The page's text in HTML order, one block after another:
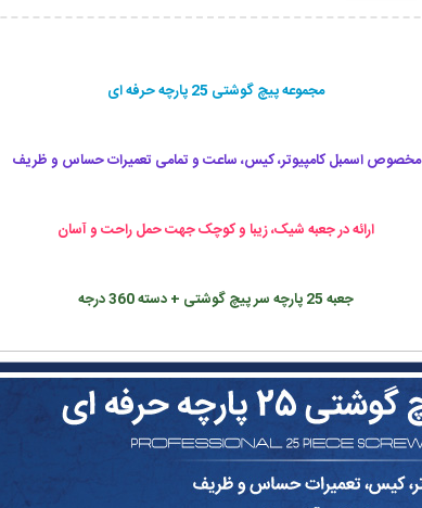
مجموعه پیچ گوشتی 25 پارچه حرفه ای
مخصوص اسمبل کامپیوتر، کیس، ساعت و تمامی تعمیرات حساس و ظریف
ارائه در جعبه شیک، زیبا و کوچک جهت حمل راحت و آسان
جعبه 25 پارچه سر پیچ گوشتی + دسته 360 درجه